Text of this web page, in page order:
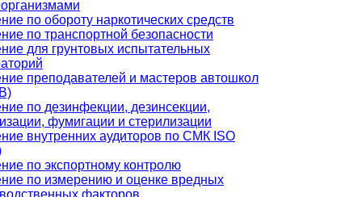
по обороту наркотических средств
по транспортной безопасности
для грунтовых испытательных
преподавателей и мастеров автошкол
по дезинфекции, дезинсекции,
фумигации и стерилизации
внутренних аудиторов по СМК ISO
по экспортному контролю
по измерению и оценке вредных
факторов